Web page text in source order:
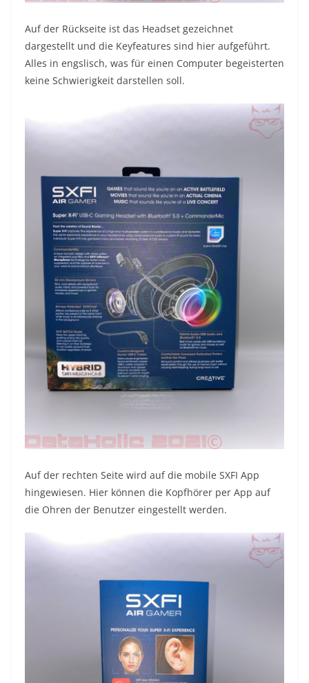
Auf der Rückseite ist das Headset gezeichnet
dargestellt und die Keyfeatures sind hier aufgeführt.
Alles in engslisch, was für einen Computer begeisterten
keine Schwierigkeit darstellen soll.
Auf der rechten Seite wird auf die mobile SXFI App
hingewiesen. Hier können die Kopfhörer per App auf
die Ohren der Benutzer eingestellt werden.